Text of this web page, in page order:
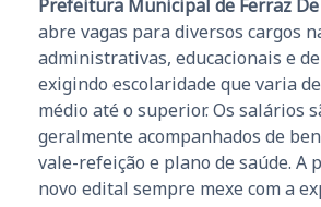
Prefeitura Municipal de Ferraz De
abre vagas para diversos cargos
administrativas, educacionais e
exigindo escolaridade que varia
médio até o superior. Os salários
geralmente acompanhados de
vale-refeição e plano de saúde. A
novo edital sempre mexe com a